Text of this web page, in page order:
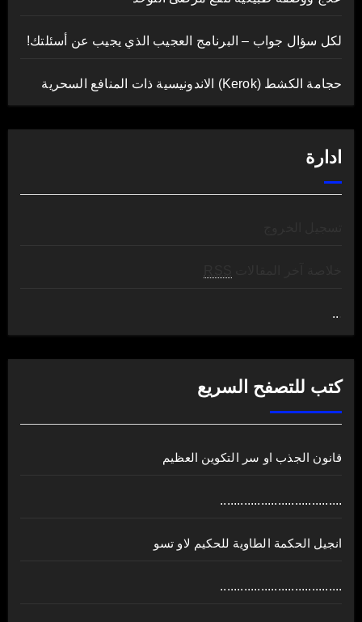
لكل سؤال جواب – البرنامج العجيب الذي يجيب عن أسئلتك!
حجامة الكشط (Kerok) الاندونيسية ذات المنافع السحرية
ادارة
..
كتب للتصفح السريع
قانون الجذب او سر التكوين العظيم
....................................
انجيل الحكمة الطاوية للحكيم لاو تسو
....................................